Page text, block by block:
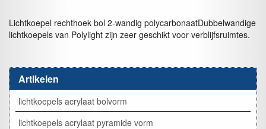
Artikelen
lichtkoepels acrylaat bolvorm
lichtkoepels acrylaat pyramide vorm
Lichtkoepel rechthoek bol 2-wandig polycarbonaatDubbelwandige
lichtkoepels van Polylight zijn zeer geschikt voor verblijfsruimtes.